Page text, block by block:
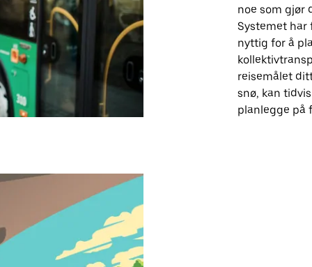
noe som gjør
Systemet har
nyttig for å
reisemålet
snø, kan
planlegge på